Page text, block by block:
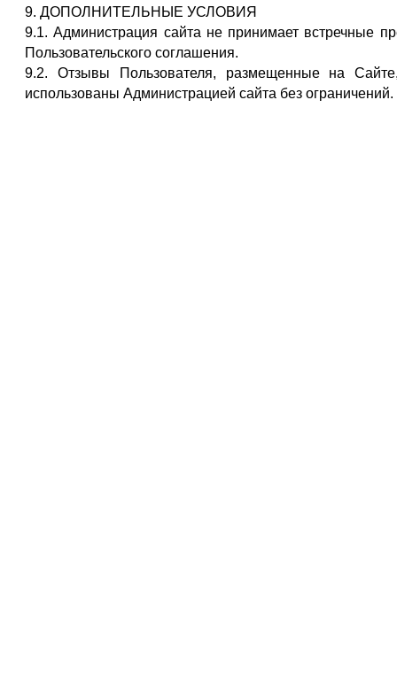
9. ДОПОЛНИТЕЛЬНЫЕ УСЛОВИЯ
9.1. Администрация сайта не принимает встречные
Пользовательского соглашения.
9.2. Отзывы Пользователя, размещенные на
использованы Администрацией сайта без ограничений.